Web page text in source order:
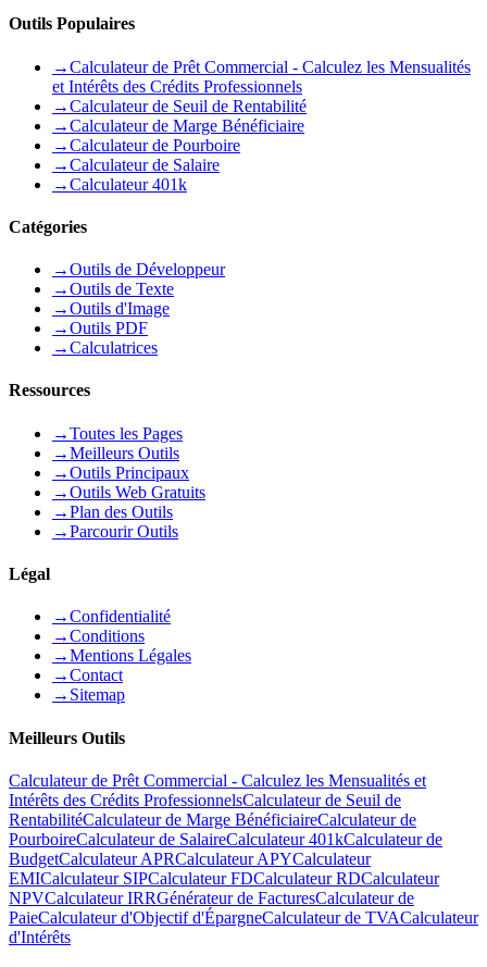
Outils Populaires
→Calculateur de Prêt Commercial - Calculez les Mensualités
et Intérêts des Crédits Professionnels
→Calculateur de Seuil de Rentabilité
→Calculateur de Marge Bénéficiaire
→Calculateur de Pourboire
→Calculateur de Salaire
→Calculateur 401k
Catégories
→Outils de Développeur
→Outils de Texte
→Outils d'Image
→Outils PDF
→Calculatrices
Ressources
→Toutes les Pages
→Meilleurs Outils
→Outils Principaux
→Outils Web Gratuits
→Plan des Outils
→Parcourir Outils
Légal
→Confidentialité
→Conditions
→Mentions Légales
→Contact
→ Sitemap
Meilleurs Outils
Calculateur de Prêt Commercial - Calculez les Mensualités et
Intérêts des Crédits ProfessionnelsCalculateur de Seuil de
RentabilitéCalculateur de Marge BénéficiaireCalculateur de
PourboireCalculateur de SalaireCalculateur 401kCalculateur de
BudgetCalculateur APRCalculateur APYCalculateur
EMICalculateur SIPCalculateur FDCalculateur RDCalculateur
NPVCalculateur IRRGénérateur de FacturesCalculateur de
PaieCalculateur d'Objectif d'ÉpargneCalculateur de TVACalculateur
d'Intérêts